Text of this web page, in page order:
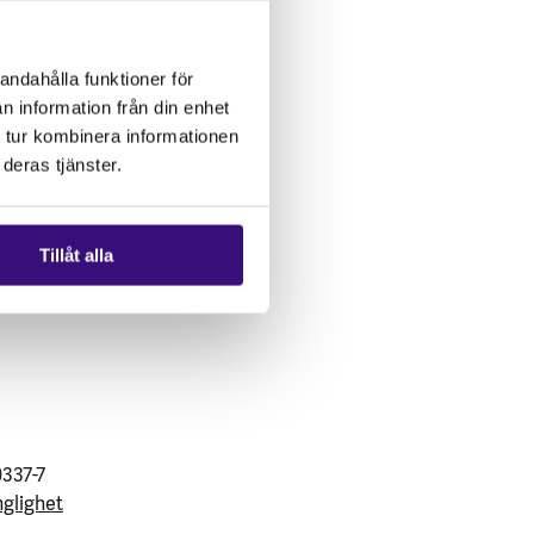
funktioner för
information från din enhet
kombinera informationen
tjänster.
Tillåt alla
7